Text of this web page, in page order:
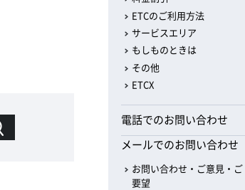
ETCのご利用方法
サービスエリア
もしものときは
その他
ETCX
電話でのお問い合わせ
メールでのお問い合わせ
お問い合わせ・ご意見・ご
要望